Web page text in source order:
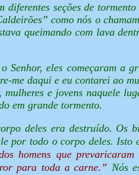
diferentes seções de
como nós o
queimando com lava
Senhor, eles começaram a
me daqui e eu contarei ao
e jovens naquele
em grande tormento.
deles era destruído. Os
por todo o corpo deles.
homens que
para toda a carne.” Nós